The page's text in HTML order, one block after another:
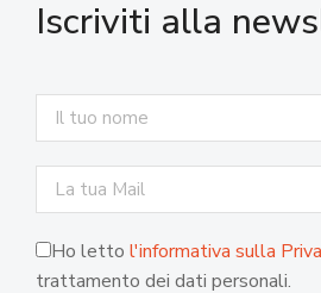
Iscriviti alla
Ho letto l'informativa sulla
trattamento dei dati personali.